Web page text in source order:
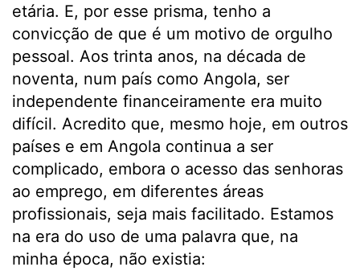
etária. E, por esse prisma, tenho a
convicção de que é um motivo de orgulho
pessoal. Aos trinta anos, na década de
noventa, num país como Angola, ser
independente financeiramente era muito
difícil. Acredito que, mesmo hoje, em outros
países e em Angola continua a ser
complicado, embora o acesso das senhoras
ao emprego, em diferentes áreas
profissionais, seja mais facilitado. Estamos
na era do uso de uma palavra que, na
minha época, não existia: